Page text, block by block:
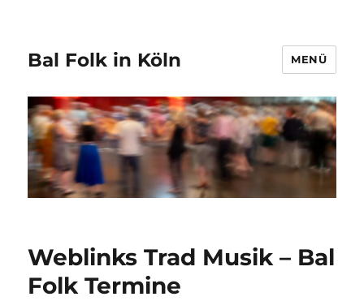
Bal Folk in Köln MENÜ
Weblinks Trad Musik – Bal
Folk Termine